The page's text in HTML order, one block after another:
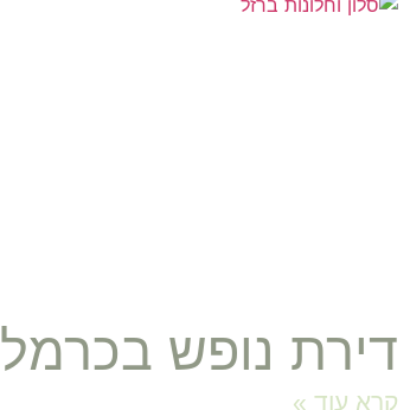
דירת נופש בכרמל
קרא עוד »